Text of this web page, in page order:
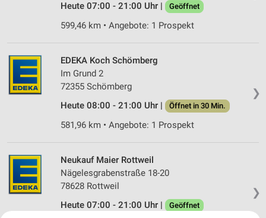
Heute 07:00 - 21:00 Uhr |
Geöffnet
599,46 km • Angebote: 1 Prospekt
❯
EDEKA Koch Schömberg
Im Grund 2
72355 Schömberg
Heute 08:00 - 21:00 Uhr |
Öffnet in 30 Min.
581,96 km • Angebote: 1 Prospekt
❯
Neukauf Maier Rottweil
Nägelesgrabenstraße 18-20
78628 Rottweil
Heute 07:00 - 21:00 Uhr |
Geöffnet